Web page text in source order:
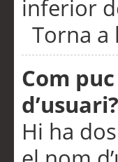
inferior
Torna a
Com
d’usuari?
Hi ha